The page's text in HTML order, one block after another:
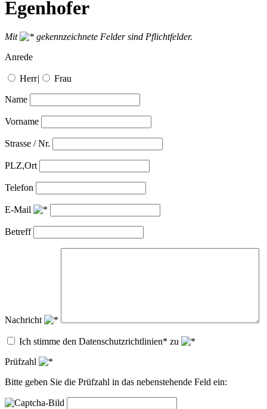
Egenhofer
Mit
gekennzeichnete Felder sind Pflichtfelder.
Anrede
Herr| Frau
Name
Vorname
Strasse / Nr.
PLZ,Ort
Telefon
E-Mail
Betreff
Nachricht
Ich stimme den Datenschutzrichtlinien* zu
Prüfzahl
Bitte geben Sie die Prüfzahl in das nebenstehende Feld ein: